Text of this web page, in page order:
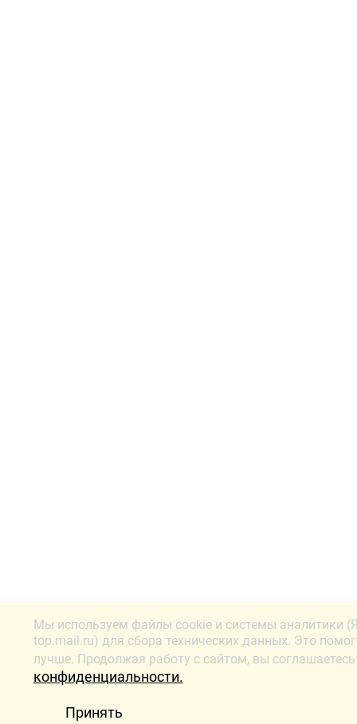
Мы используем файлы cookie и системы аналитики
top.mail.ru) для сбора технических данных. Это
лучше. Продолжая работу с сайтом, вы
конфиденциальности.
Принять